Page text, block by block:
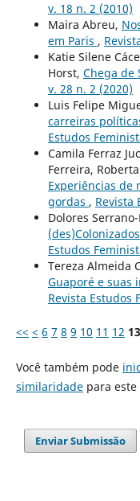
v. 18 n. 2 (2010)
Maira Abreu,
em Paris ,
Katie Silene
Horst, Chega de
v. 28 n. 2 (2020)
Luis Felipe
carreiras
Estudos
Camila Ferraz
Ferreira,
Experiências de
gordas , Revista
Dolores
Estudos
Tereza Almeida
Guaporé e suas
Revista Estudos
<< < 6 7 8 9 10 11 12 13
Você também pode
similaridadepara este
Enviar Submissão